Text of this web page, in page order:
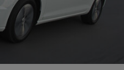
Complément
Petit électroménager -